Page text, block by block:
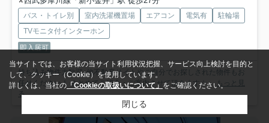
バス・トイレ別 室内洗濯機置場 エアコン 電気有
駐輪場
TVモニタ付インターホン
即入居可
持ち込み物件大歓迎♪他不動産サイトやご自分でお探しされた物件もお
任せください！ まとめてご紹介・ご案内させて頂きます☆ ... もっと見
る
当サイトでは、お客様の当サイト利用状況把握、サービス向上検討を目的と
して、クッキー（Cookie）を使用しています。
詳しくは、当社の 「Cookieの取扱いについて」 をご確認ください。
閉じる